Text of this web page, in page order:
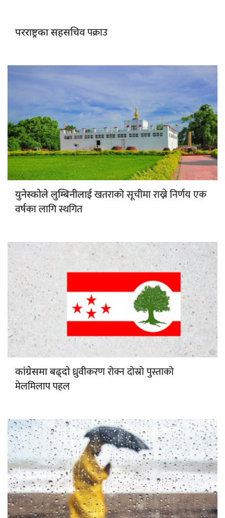
परराष्ट्रका सहसचिवपक्राउ
युनेस्कोले लुम्बिनीलाईखतराको सूचीमा राख्ने निर्णय एक
वर्षका लागि स्थगित
कांग्रेसमा बढ्दोध्रुवीकरण रोक्न दोस्रो पुस्ताको
मेलमिलाप पहल